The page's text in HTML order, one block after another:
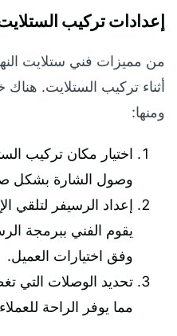
إعدادات تركيب
من مميزات فني ستلايت
أثناء تركيب الستلايت.
ومنها:
اختيار مكان تركيب
وصول الشارة بشكل
إعداد الرسيفر لتلقي
يقوم الفني ببرمجة
وفق اختيارات العميل.
تحديد الوصلات التي
مما يوفر الراحة